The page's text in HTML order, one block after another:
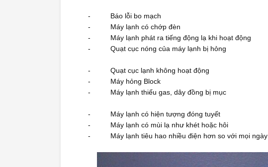
- Báo lỗi bo mạch
- Máy lạnh có chớp đèn
- Máy lạnh phát ra tiếng động lạ khi hoạt động
- Quạt cục nóng của máy lạnh bị hỏng
- Quạt cục lạnh không hoạt động
- Máy hỏng Block
- Máy lạnh thiếu gas, dây đồng bị mục
- Máy lạnh có hiện tượng đóng tuyết
- Máy lạnh có mùi lạ như khét hoặc hôi
- Máy lạnh tiêu hao nhiều điện hơn so với mọi ngày